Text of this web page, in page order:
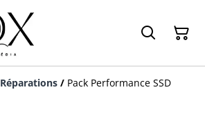
Réparations / Pack Performance SSD